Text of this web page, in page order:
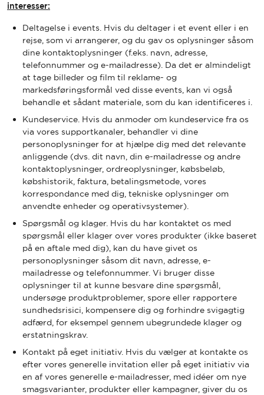
interesser:
Deltagelse i events. Hvis du deltager i et event eller i en
rejse, som vi arrangerer, og du gav os oplysninger såsom
dine kontaktoplysninger (f.eks. navn, adresse,
telefonnummer og e-mailadresse). Da det er almindeligt
at tage billeder og film til reklame- og
markedsføringsformål ved disse events, kan vi også
behandle et sådant materiale, som du kan identificeres i.
Kundeservice. Hvis du anmoder om kundeservice fra os
via vores supportkanaler, behandler vi dine
personoplysninger for at hjælpe dig med det relevante
anliggende (dvs. dit navn, din e-mailadresse og andre
kontaktoplysninger, ordreoplysninger, købsbeløb,
købshistorik, faktura, betalingsmetode, vores
korrespondance med dig, tekniske oplysninger om
anvendte enheder og operativsystemer).
Spørgsmål og klager. Hvis du har kontaktet os med
spørgsmål eller klager over vores produkter (ikke baseret
på en aftale med dig), kan du have givet os
personoplysninger såsom dit navn, adresse, e-
mailadresse og telefonnummer. Vi bruger disse
oplysninger til at kunne besvare dine spørgsmål,
undersøge produktproblemer, spore eller rapportere
sundhedsrisici, kompensere dig og forhindre svigagtig
adfærd, for eksempel gennem ubegrundede klager og
erstatningskrav.
Kontakt på eget initiativ. Hvis du vælger at kontakte os
efter vores generelle invitation eller på eget initiativ via
en af vores generelle e-mailadresser, med idéer om nye
smagsvarianter, produkter eller kampagner, giver du os